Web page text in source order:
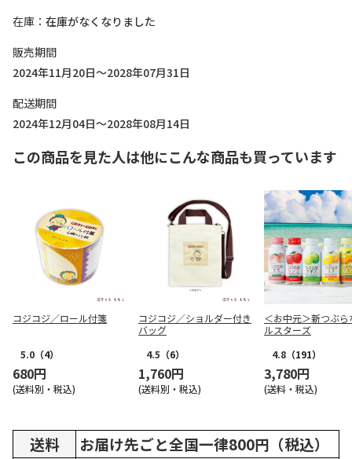
在庫
在庫がなくなりました
販売期間
2024年11月20日～2028年07月31日
配送期間
2024年12月04日～2028年08月14日
この商品を見た人は他にこんな商品も買っています
コジコジ／ロール付箋
5.0 （4）
680円
(送料別・税込)
コジコジ／ショルダー付き
バッグ
4.5 （6）
1,760円
(送料別・税込)
＜お中元＞新つぶら
ルスターズ
4.8 （191）
3,780円
(送料・税込)
送料
お届け先ごと全国一律800円（税込）